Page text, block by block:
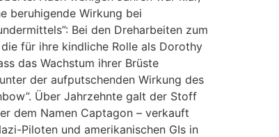
beruhigende Wirkung bei
Bei den Dreharbeiten zum
für ihre kindliche Rolle als Dorothy
das Wachstum ihrer Brüste
der aufputschenden Wirkung des
Über Jahrzehnte galt der Stoff
dem Namen Captagon – verkauft
Piloten und amerikanischen GIs in